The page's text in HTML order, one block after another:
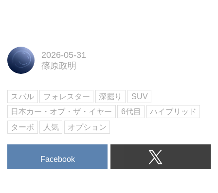
2026-05-31
篠原政明
スバル フォレスター 深掘り
SUV
日本カー・オブ・ザ・イヤー
6代目
ハイブリッド
ターボ
人気 オプション
Facebook